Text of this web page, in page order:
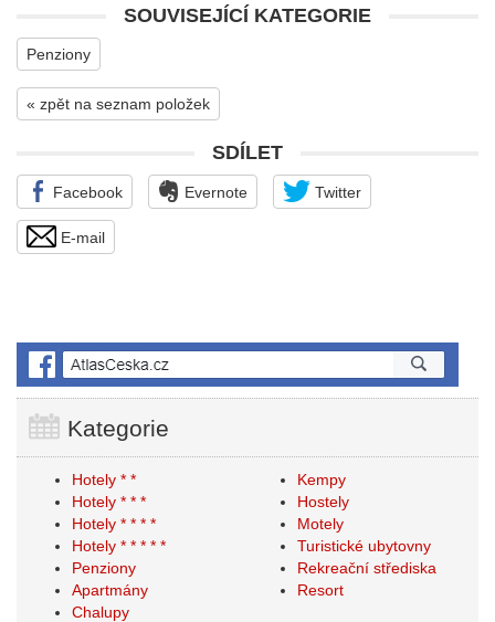
SOUVISEJÍCÍ KATEGORIE
Penziony
« zpět na seznam položek
SDÍLET
Facebook Evernote Twitter
E-mail
Kategorie
Hotely * *
Hotely * * *
Hotely * * * *
Hotely * * * * *
Penziony
Apartmány
Chalupy
Kempy
Hostely
Motely
Turistické ubytovny
Rekreační střediska
Resort